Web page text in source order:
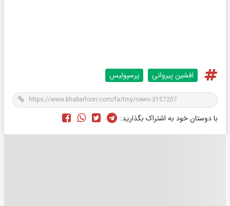
افشین پیروانی پرسپولیس
با دوستان خود به اشتراک بگذارید: